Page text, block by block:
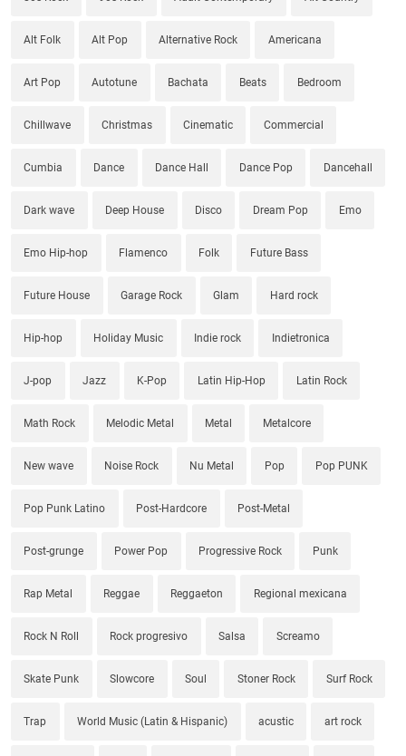
Alt Folk Alt Pop Alternative Rock Americana
Art Pop Autotune Bachata Beats Bedroom
Chillwave Christmas Cinematic Commercial
Cumbia Dance Dance Hall Dance Pop Dancehall
Dark wave Deep House Disco Dream Pop Emo
Emo Hip-hop Flamenco Folk Future Bass
Future House Garage Rock Glam Hard rock
Hip-hop Holiday Music Indie rock Indietronica
J-pop Jazz K-Pop Latin Hip-Hop Latin Rock
Math Rock Melodic Metal Metal Metalcore
New wave Noise Rock Nu Metal Pop Pop PUNK
Pop Punk Latino Post-Hardcore Post-Metal
Post-grunge Power Pop Progressive Rock Punk
Rap Metal Reggae Reggaeton Regional mexicana
Rock N Roll Rock progresivo Salsa Screamo
Skate Punk Slowcore Soul Stoner Rock Surf Rock
Trap World Music (Latin & Hispanic) acustic art rock